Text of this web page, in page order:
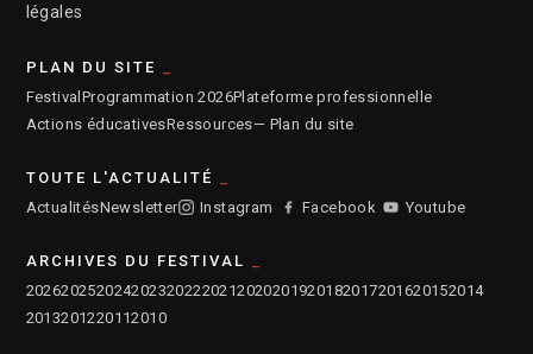
légales
PLAN DU SITE
Festival Programmation 2026Plateforme professionnelle
Actions éducativesRessources— Plan du site
TOUTE L'ACTUALITÉ
ActualitésNewsletter Instagram Facebook Youtube
ARCHIVES DU FESTIVAL
2026202520242023202220212020201920182017201620152014
2013201220112010